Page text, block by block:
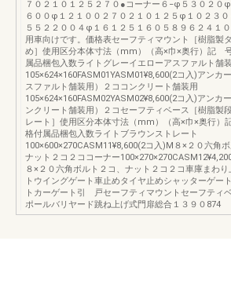
７０２１０１２５２７０●コーナー６−φ５３０２０
６００φ１２１００２７０２１０１２５φ１０２３０
５５２２００４φ１６１２５１６０５８９６２４１
用車向けです。価格表セーフティマウント［樹脂製
め］使用区分本体寸法（mm）（高×巾×奥行）記
属品梱包入数ライトグレーイエローアスファルト舗
105×624×160FASM01YASM01¥8,600(2コ入)アンカ
スファルト舗装用）２ココンクリート舗装用
105×624×160FASM02YASM02¥8,600(2コ入)アンカ
ンクリート舗装用）２コセーフティベース［樹脂製
レート］使用区分本体寸法（mm）（高×巾×奥行
格付属品梱包入数ライトブラウンストレート
100×600×270CASM11¥8,600(2コ入)M８×２０六角ボ
ナット２コ２ココーナー
８×２０六角ボルト２コ、ナット２コ２コ車庫まわり
トウイングゲート車止めタイヤ止めシャッターゲー
トカーゲート引 戸セーフティマウントセーフティ
ポールバリヤード跳ね上げ式門扉総合１３９０874